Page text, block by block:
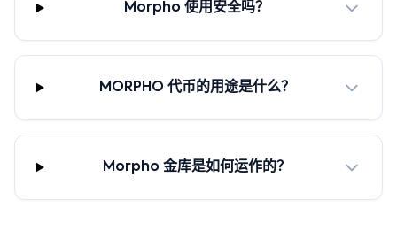
Morpho 使用安全吗？
MORPHO 代币的用途是什么？
Morpho 金库是如何运作的？